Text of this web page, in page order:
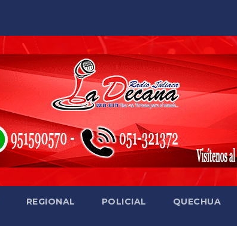
REGIONAL POLICIAL QUECHUA